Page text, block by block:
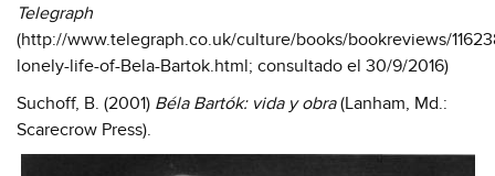
Telegraph
(http://www.telegraph.co.uk/culture/books/bookreviews/
lonely-life-of-Bela-Bartok.html; consultado el 30/9/2016)
Suchoff, B. (2001) Béla Bartók: vida y obra(Lanham, Md.:
Scarecrow Press).